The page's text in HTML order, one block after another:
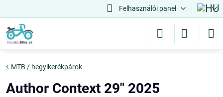
Felhasználói panel
MTB / hegyikerékpárok
Author Context 29" 2025